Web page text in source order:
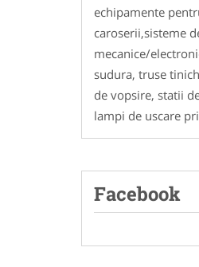
echipamente
caroserii,sisteme
mecanice/
sudura, truse
de vopsire, statii
lampi de uscare
Facebook